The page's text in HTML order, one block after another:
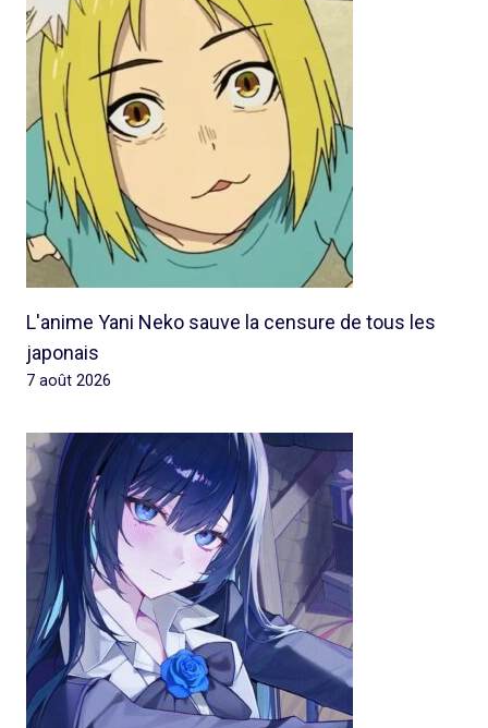
L'anime Yani Neko sauve la censure de tous les
japonais
7 août 2026